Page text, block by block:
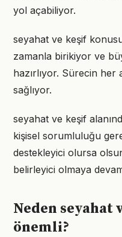
yol açabiliyor.
seyahat ve keşif
zamanla birikiyor ve
hazırlıyor. Sürecin her
sağlıyor.
seyahat ve keşif
kişisel sorumluluğu
destekleyici olursa
belirleyici olmaya
Neden seyahat
önemli?